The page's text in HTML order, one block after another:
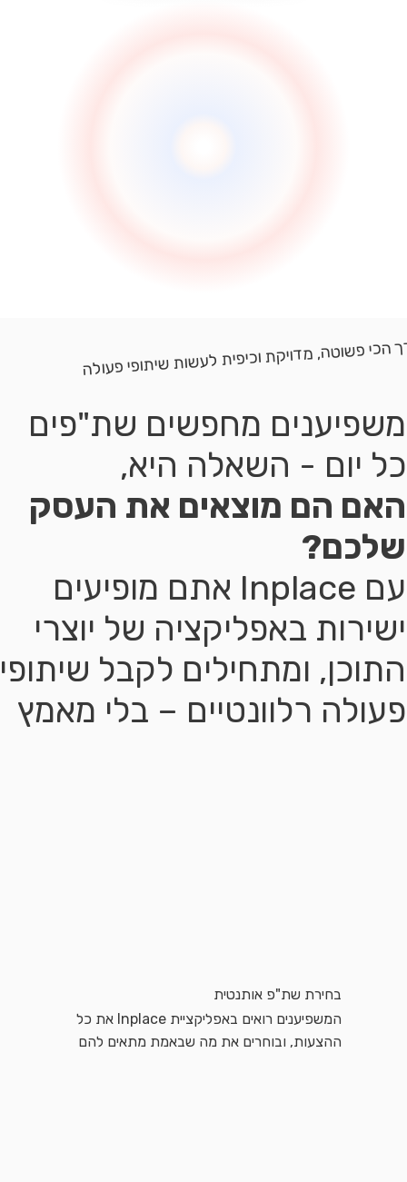
הכי פשוטה, מדויקת וכיפית לעשות שיתופי פעולה
משפיענים מחפשים שת"פים
כל יום - השאלה היא,
האם הם מוצאים את העסק
שלכם?
עם Inplace אתם מופיעים
ישירות באפליקציה של יוצרי
התוכן, ומתחילים לקבל שיתופי
פעולה רלוונטיים – בלי מאמץ
בחירת שת"פ אותנטית
המשפיענים רואים באפליקציית Inplace את כל
ההצעות, ובוחרים את מה שבאמת מתאים להם